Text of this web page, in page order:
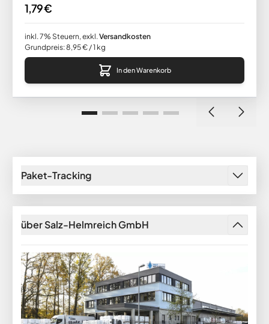
Paket-Tracking
über Salz-Helmreich GmbH
1,79 €
inkl. 7% Steuern, exkl. Versandkosten
Grundpreis:8,95 € / 1 kg
In den Warenkorb